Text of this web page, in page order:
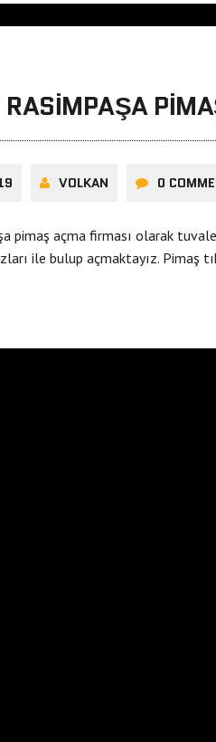
RASIMPAŞA
VOLKAN 0
pimaş açma firması olarak
ile bulup açmaktayız. Pimaş